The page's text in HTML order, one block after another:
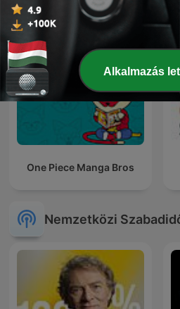
One Piece Manga Bros
Nemzetközi
Alkalmazás